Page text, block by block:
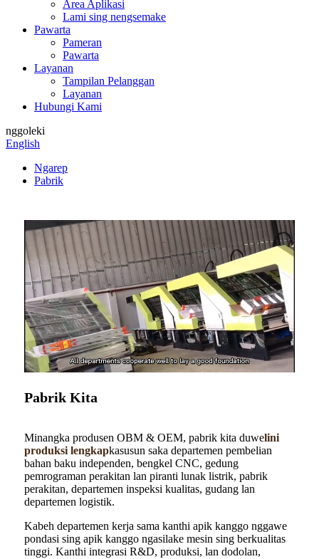
Area Aplikasi
Lami sing nengsemake
Pawarta
Pameran
Pawarta
Layanan
Tampilan Pelanggan
Layanan
Hubungi Kami
nggoleki
English
Ngarep
Pabrik
Pabrik Kita
Minangka produsen OBM & OEM, pabrik kita duwelini
produksi lengkapkasusun saka departemen pembelian
bahan baku independen, bengkel CNC, gedung
pemrograman perakitan lan piranti lunak listrik, pabrik
perakitan, departemen inspeksi kualitas, gudang lan
departemen logistik.
Kabeh departemen kerja sama kanthi apik kanggo nggawe
pondasi sing apik kanggo ngasilake mesin sing berkualitas
tinggi. Kanthi integrasi R&D, produksi, lan dodolan,